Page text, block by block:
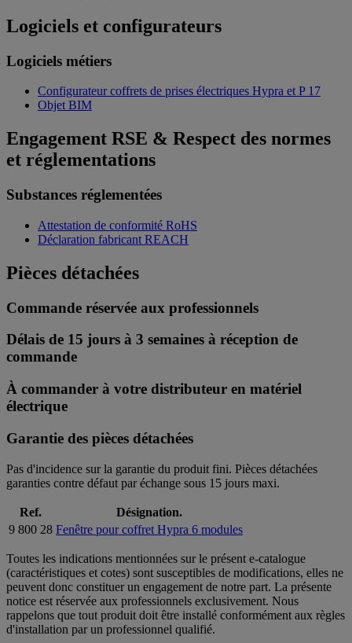
Logiciels et configurateurs
Logiciels métiers
Configurateur coffrets de prises électriques Hypra et P 17
Objet BIM
Engagement RSE & Respect des normes
et réglementations
Substances réglementées
Attestation de conformité RoHS
Déclaration fabricant REACH
Pièces détachées
Commande réservée aux professionnels
Délais de 15 jours à 3 semaines à réception de
commande
À commander à votre distributeur en matériel
électrique
Garantie des pièces détachées
Pas d'incidence sur la garantie du produit fini. Pièces détachées
garanties contre défaut par échange sous 15 jours maxi.
Ref.
Désignation.
9 800 28 Fenêtre pour coffret Hypra 6 modules
Toutes les indications mentionnées sur le présent e-catalogue
(caractéristiques et cotes) sont susceptibles de modifications, elles ne
peuvent donc constituer un engagement de notre part. La présente
notice est réservée aux professionnels exclusivement. Nous
rappelons que tout produit doit être installé conformément aux règles
d'installation par un professionnel qualifié.